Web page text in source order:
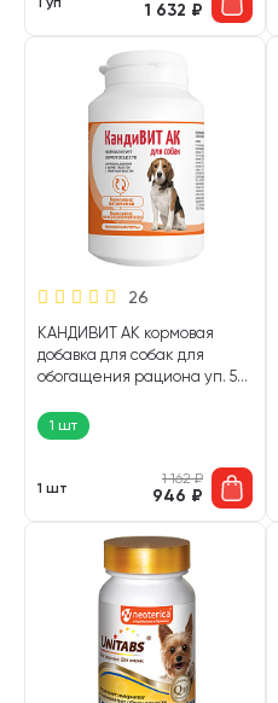
1 632 ₽
26
КАНДИВИТ АК кормовая
добавка для собак для
обогащения рациона уп. 50
1 шт
1 шт
1 162₽
946 ₽